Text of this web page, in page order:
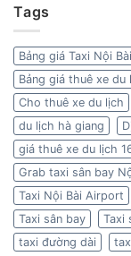
Tags
Bảng giá Taxi Nội
Bảng giá thuê xe du
Cho thuê xe du lịch
du lịch hà giang
giá thuê xe du lịch
Grab taxi sân bay
Taxi Nội Bài Airport
Taxi sân bay
Taxi
taxi đường dài